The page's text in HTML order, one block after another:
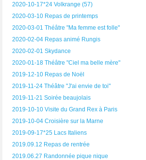
2020-10-17*24 Volkrange (57)
2020-03-10 Repas de printemps
2020-03-01 Théâtre "Ma femme est folle"
2020-02-04 Repas animé Rungis
2020-02-01 Skydance
2020-01-18 Théâtre "Ciel ma belle mère"
2019-12-10 Repas de Noël
2019-11-24 Théâtre "J'ai envie de toi"
2019-11-21 Soirée beaujolais
2019-10-10 Visite du Grand Rex à Paris
2019-10-04 Croisière sur la Marne
2019-09-17*25 Lacs Italiens
2019.09.12 Repas de rentrée
2019.06.27 Randonnée pique nique